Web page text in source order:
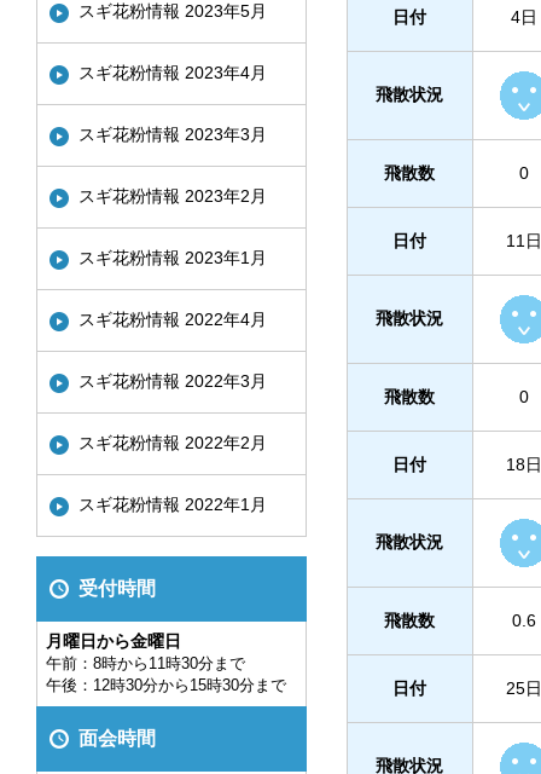
日付 4日
飛散状況
飛散数 0
日付 11日
飛散状況
飛散数 0
日付 18日
飛散状況
飛散数 0.6
日付 25日
飛散状況
スギ花粉情報 2023年5月
スギ花粉情報 2023年4月
スギ花粉情報 2023年3月
スギ花粉情報 2023年2月
スギ花粉情報 2023年1月
スギ花粉情報 2022年4月
スギ花粉情報 2022年3月
スギ花粉情報 2022年2月
スギ花粉情報 2022年1月
受付時間
月曜日から金曜日
午前：8時から11時30分まで
午後：12時30分から15時30分まで
面会時間